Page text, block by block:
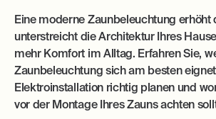
Eine moderne Zaunbeleuchtung erhöht
unterstreicht die Architektur Ihres
mehr Komfort im Alltag. Erfahren Sie,
Zaunbeleuchtung sich am besten
Elektroinstallation richtig planen und
vor der Montage Ihres Zauns achten